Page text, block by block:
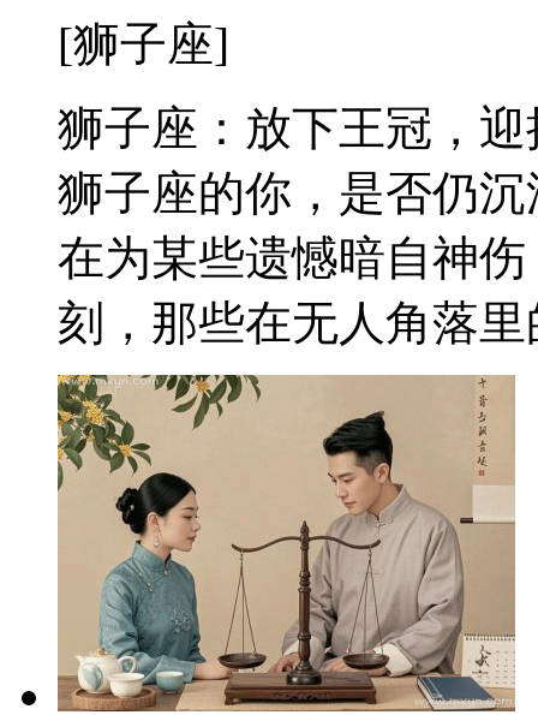
[狮子座]
狮子座：放下王冠，
狮子座的你，是否仍
在为某些遗憾暗自神
刻，那些在无人角落